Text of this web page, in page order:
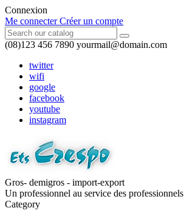
Connexion
Me connecter Créer un compte
(08)123 456 7890 yourmail@domain.com
twitter
wifi
google
facebook
youtube
instagram
Gros- demigros - import-export
Un professionnel au service des professionnels
Category